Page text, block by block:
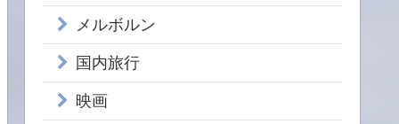
メルボルン
国内旅行
映画